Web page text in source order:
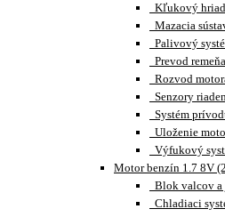
Kľukový
Mazacia
Palivový
Prevod remeňa
Rozvod
Senzory
Systém
Uloženie
Výfukový
Motor benzín 1.7 8V
Blok valcov
Chladiaci